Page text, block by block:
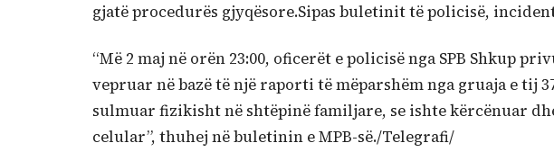
gjatë procedurës gjyqësore.Sipas buletinit të policisë,
“Më 2 maj në orën 23:00, oficerët e policisë nga SPB Shkup
vepruar në bazë të një raporti të mëparshëm nga gruaja e tij
sulmuar fizikisht në shtëpinë familjare, se ishte kërcënuar
celular”, thuhej në buletinin e MPB-së./Telegrafi/